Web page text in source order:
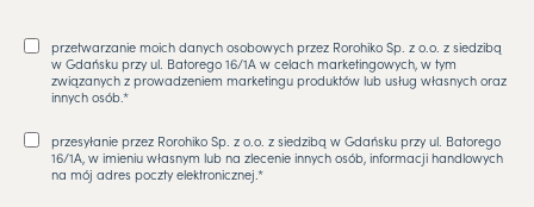
przetwarzanie moich danych osobowych przez Rorohiko Sp. z o.o. z siedzibą
w Gdańsku przy ul. Batorego 16/1A w celach marketingowych, w tym
związanych z prowadzeniem marketingu produktów lub usług własnych oraz
innych osób.*
przesyłanie przez Rorohiko Sp. z o.o. z siedzibą w Gdańsku przy ul. Batorego
16/1A, w imieniu własnym lub na zlecenie innych osób, informacji handlowych
na mój adres poczty elektronicznej.*